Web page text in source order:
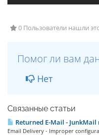
0 Пользователи нашли
Помог ли вам
Нет
Связанные статьи
Returned E-Mail - JunkMail
Email Delivery - Improper